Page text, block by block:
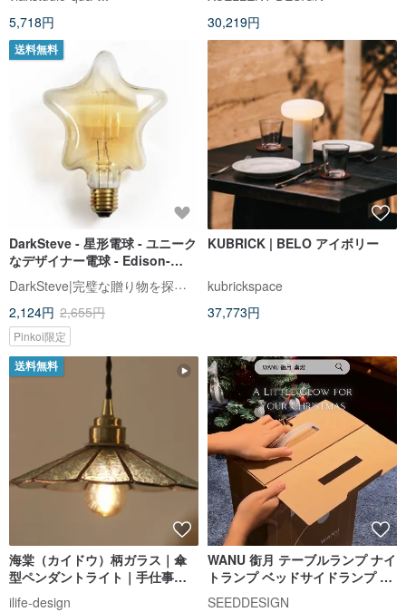
ッセージカード追加購入可。ク
リスマスギフトにも
5,718円
30,219円
送料無料
DarkSteve - 星形電球 - ユニーク
なデザイナー電球 - Edison-
Style E26 エジソン電球 : 1 個
(電球のみ)
DarkSteve|完璧な贈り物を探します|ノベルティライト|デザイナーの電球
2,124円 2,655円
Pinkoi限定
KUBRICK | BELO アイボリー
kubrickspace
37,773円
送料無料
海棠（カイドウ）柄ガラス｜傘
型ペンダントライト｜手仕事ガ
ラス象嵌｜オーダーメイド
ilife-design
WANU 銜月 テーブルランプ ナイ
トランプ ベッドサイドランプ 新
築祝いの贈り物 交換ギフト
SEEDDESIGN